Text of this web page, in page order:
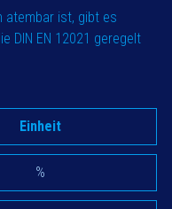
atembar ist, gibt es
DIN EN 12021 geregelt
Einheit
%